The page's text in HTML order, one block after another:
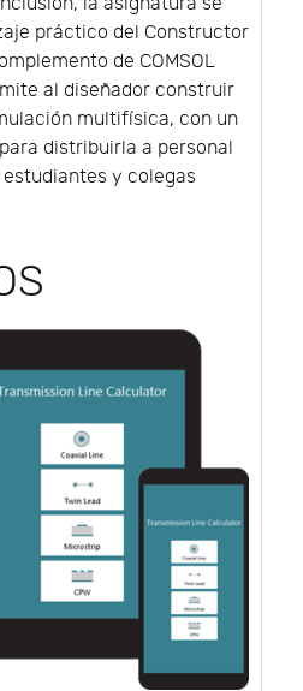
práctico del Constructor
de COMSOL
al diseñador construir
multifísica, con un
distribuirla a personal
y colegas